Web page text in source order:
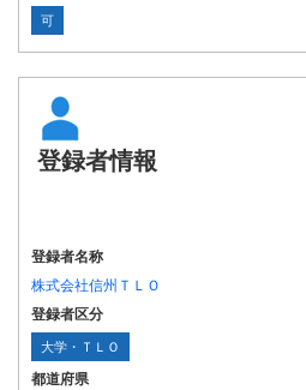
可
登録者情報
登録者名称
株式会社信州ＴＬＯ
登録者区分
大学・ＴＬＯ
都道府県